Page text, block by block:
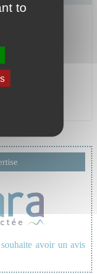
avoir un avis
to